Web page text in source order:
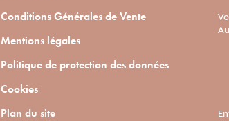
Conditions Générales de Vente
Mentions légales
Politique de protection des données
Cookies
Plan du site